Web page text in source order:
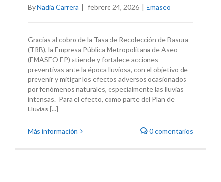
ByNadia Carrera | febrero 24, 2026 | Emaseo
Gracias al cobro de la Tasa de Recolección de Basura
(TRB), la Empresa Pública Metropolitana de Aseo
(EMASEO EP) atiende y fortalece acciones
preventivas ante la época lluviosa, con el objetivo de
prevenir y mitigar los efectos adversos ocasionados
por fenómenos naturales, especialmente las lluvias
intensas. Para el efecto, como parte del Plan de
Lluvias [...]
Más información 0 comentarios